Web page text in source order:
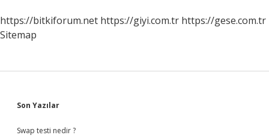
https://bitkiforum.net https://giyi.com.tr https://gese.com.tr
Sitemap
Sidebar
Son Yazılar
Swap testi nedir ?